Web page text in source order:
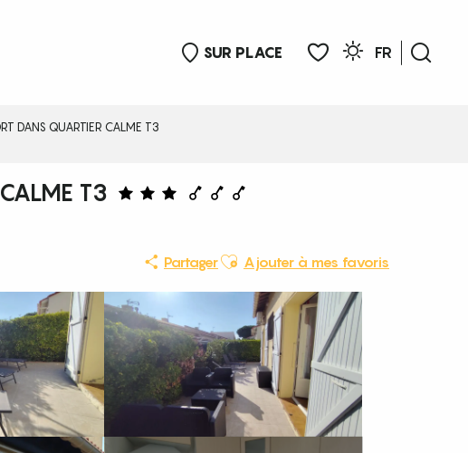
SUR PLACE
FR
DANS QUARTIER CALME T3
T3
PartagerAjouter aux favoris
Ajouter à mes favoris